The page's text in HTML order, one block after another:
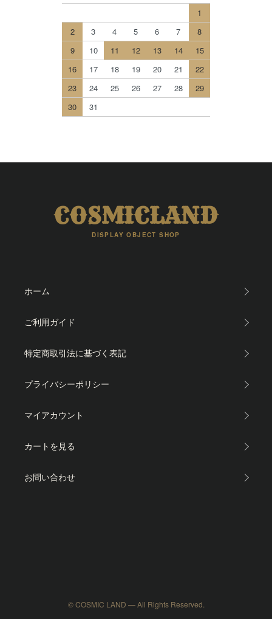
1
2
3 4 5 6 7
8
9
10 11 12 13 14
15
16
17 18 19 20 21
22
23
24 25 26 27 28
29
30
31
COSMICLAND
DISPLAY OBJECT SHOP
ホーム
ご利用ガイド
特定商取引法に基づく表記
プライバシーポリシー
マイアカウント
カートを見る
お問い合わせ
© COSMIC LAND — All Rights Reserved.